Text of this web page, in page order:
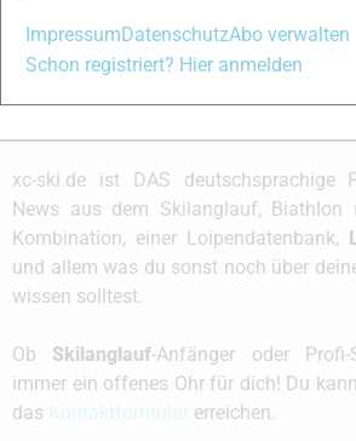
Zustand der
Streckenprofil auf das
xc-ski.de ist DAS deutschsprachige
News aus dem Skilanglauf, Biathlon
Kombination, einer Loipendatenbank,
und allem was du sonst noch über
wissen solltest.
Ob Skilanglauf-Anfänger oder
immer ein offenes Ohr für dich! Du
das
erreichen.
Impressum DatenschutzAbo verwalten
Schon registriert? Hier anmelden